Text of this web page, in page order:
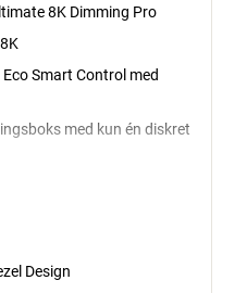
8K Dimming Pro
Smart Control med
med kun én diskret
Design